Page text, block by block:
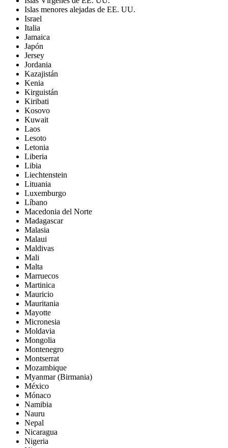
Islas menores alejadas de EE. UU.
Israel
Italia
Jamaica
Japón
Jersey
Jordania
Kazajistán
Kenia
Kirguistán
Kiribati
Kosovo
Kuwait
Laos
Lesoto
Letonia
Liberia
Libia
Liechtenstein
Lituania
Luxemburgo
Líbano
Macedonia del Norte
Madagascar
Malasia
Malaui
Maldivas
Mali
Malta
Marruecos
Martinica
Mauricio
Mauritania
Mayotte
Micronesia
Moldavia
Mongolia
Montenegro
Montserrat
Mozambique
Myanmar (Birmania)
México
Mónaco
Namibia
Nauru
Nepal
Nicaragua
Nigeria